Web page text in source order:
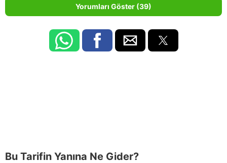
Yorumları Göster (39)
Bu Tarifin Yanına Ne Gider?